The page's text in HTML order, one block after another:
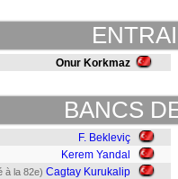
Onur Korkmaz
BANCS
F. Bekleviç
Kerem Yandal
à la 82e) Cagtay Kurukalip